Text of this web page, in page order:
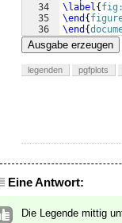
34
35
36
\label{
\end {
\end {
Ausgabe erzeugen
legenden pgfplots
Eine Antwort:
Die Legende mittig